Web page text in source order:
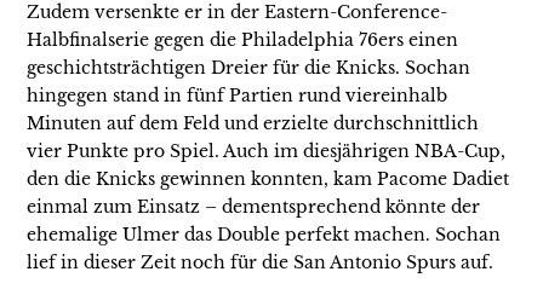
Zudem versenkte er in der Eastern-Conference-
Halbfinalserie gegen die Philadelphia 76ers einen
geschichtsträchtigen Dreier für die Knicks. Sochan
hingegen stand in fünf Partien rund viereinhalb
Minuten auf dem Feld und erzielte durchschnittlich
vier Punkte pro Spiel. Auch im diesjährigen NBA-Cup,
den die Knicks gewinnen konnten, kam Pacome Dadiet
einmal zum Einsatz – dementsprechend könnte der
ehemalige Ulmer das Double perfekt machen. Sochan
lief in dieser Zeit noch für die San Antonio Spurs auf.